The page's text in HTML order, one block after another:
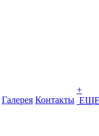
Галерея Контакты
+